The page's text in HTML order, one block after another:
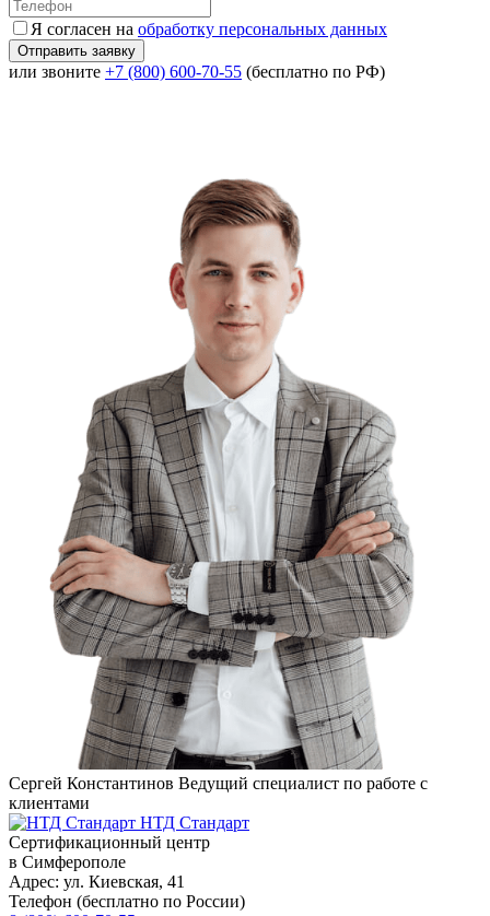
Я согласен на обработку персональных данных
или звоните +7 (800) 600-70-55 (бесплатно по РФ)
Сергей Константинов Ведущий специалист по работе с
клиентами
НТД Стандарт
Сертификационный центр
в Симферополе
Адрес: ул. Киевская, 41
Телефон (бесплатно по России)